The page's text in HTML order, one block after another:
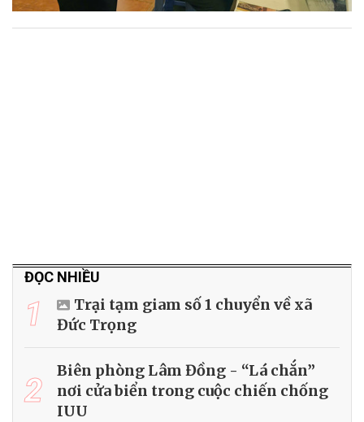
ĐỌC NHIỀU
1
Trại tạm giam số 1 chuyển về xã
Đức Trọng
2
Biên phòng Lâm Đồng - “Lá chắn”
nơi cửa biển trong cuộc chiến chống
IUU